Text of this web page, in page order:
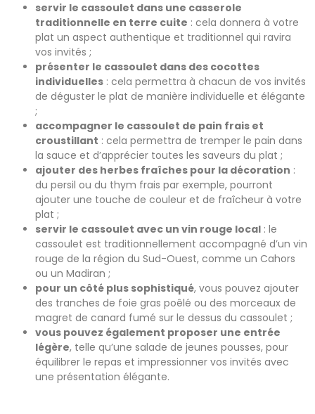
servir le cassoulet dans une casserole
traditionnelle en terre cuite : cela donnera à votre
plat un aspect authentique et traditionnel qui ravira
vos invités ;
présenter le cassoulet dans des cocottes
individuelles : cela permettra à chacun de vos invités
de déguster le plat de manière individuelle et élégante
;
accompagner le cassoulet de pain frais et
croustillant : cela permettra de tremper le pain dans
la sauce et d’apprécier toutes les saveurs du plat ;
ajouter des herbes fraîches pour la décoration :
du persil ou du thym frais par exemple, pourront
ajouter une touche de couleur et de fraîcheur à votre
plat ;
servir le cassoulet avec un vin rouge local : le
cassoulet est traditionnellement accompagné d’un vin
rouge de la région du Sud-Ouest, comme un Cahors
ou un Madiran ;
pour un côté plus sophistiqué, vous pouvez ajouter
des tranches de foie gras poêlé ou des morceaux de
magret de canard fumé sur le dessus du cassoulet ;
vous pouvez également proposer une entrée
légère, telle qu’une salade de jeunes pousses, pour
équilibrer le repas et impressionner vos invités avec
une présentation élégante.